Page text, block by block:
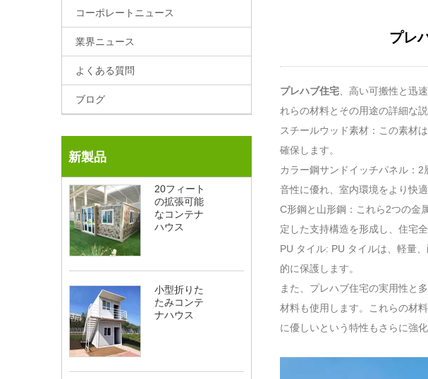
コーポレートニュース
業界ニュース
よくある質問
ブログ
新製品
20フィート
の拡張可能
なコンテナ
ハウス
小型折りた
たみコンテ
ナハウス
プレ
プレハブ住宅 、高い可搬性と迅
れらの材料とその用途の詳細な
スチールウッド素材：この素材
確保します。
カラー鋼サンドイッチパネル：
音性に優れ、室内環境をより快適
C形鋼と山形鋼：これら2つの金
定した支持構造を形成し、住宅
PU タイル: PU タイルは、軽量
的に保護します。
また、プレハブ住宅の実用性と
材料も使用します。これらの材
に優しいという特性もさらに強